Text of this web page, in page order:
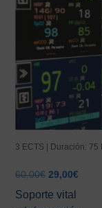
3 ECTS | Duración: 75
60,00€ El
precio
original
29,00€El
Soporte vital